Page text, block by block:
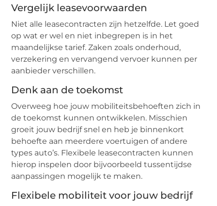
Vergelijk leasevoorwaarden
Niet alle leasecontracten zijn hetzelfde. Let goed
op wat er wel en niet inbegrepen is in het
maandelijkse tarief. Zaken zoals onderhoud,
verzekering en vervangend vervoer kunnen per
aanbieder verschillen.
Denk aan de toekomst
Overweeg hoe jouw mobiliteitsbehoeften zich in
de toekomst kunnen ontwikkelen. Misschien
groeit jouw bedrijf snel en heb je binnenkort
behoefte aan meerdere voertuigen of andere
types auto’s. Flexibele leasecontracten kunnen
hierop inspelen door bijvoorbeeld tussentijdse
aanpassingen mogelijk te maken.
Flexibele mobiliteit voor jouw bedrijf